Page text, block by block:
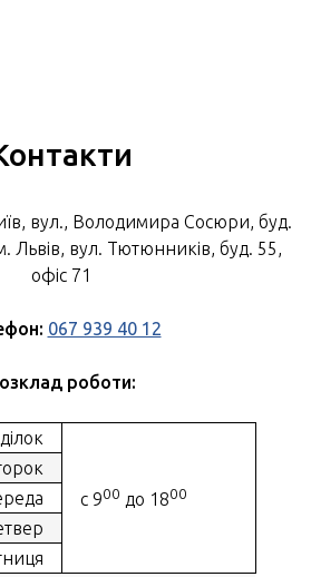
вул., Володимира Сосюри, буд.
Львів, вул. Тютюнників, буд. 55,
офіс 71
067 939 40 12
роботи:
с 900 до 1800